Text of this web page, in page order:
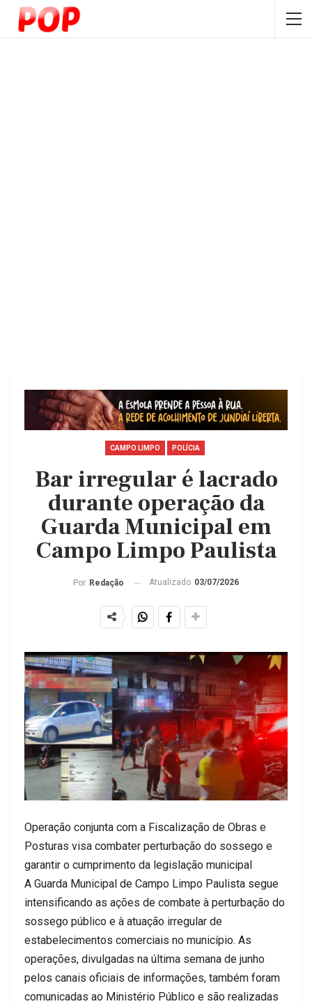
CAMPO LIMPO POLÍCIA
Bar irregular é lacrado
durante operação da
Guarda Municipal em
Campo Limpo Paulista
Por Redação Atualizado 03/07/2026
Operação conjunta com a Fiscalização de Obras e
Posturas visa combater perturbação do sossego e
garantir o cumprimento da legislação municipal
A Guarda Municipal de Campo Limpo Paulista segue
intensificando as ações de combate à perturbação do
sossego público e à atuação irregular de
estabelecimentos comerciais no município. As
operações, divulgadas na última semana de junho
pelos canais oficiais de informações, também foram
comunicadas ao Ministério Público e são realizadas